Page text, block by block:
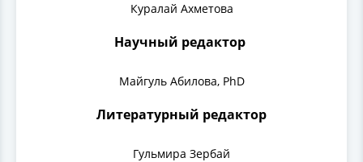
Куралай Ахметова
Научный редактор
Майгуль Абилова, PhD
Литературный редактор
Гульмира Зербай